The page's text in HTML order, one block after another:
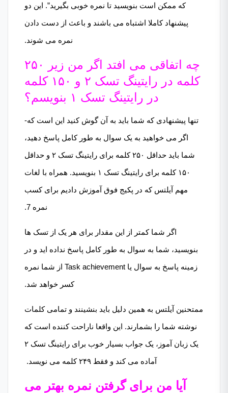
که ممکن است بنویسید تا نمره خوبی بگیرید”. این دو
پیشنهاد کاملا اشتباه می باشند و باعث از دست دادن
نمره می شوند.
چه اتفاقی می افتد اگر من زیر ۲۵۰
کلمه در رایتینگ تسک ۲ و ۱۵۰ کلمه
در رایتینگ تسک ۱ بنویسم؟
تنها پیشنهادی که شما باید به آن گوش کنید این است که-
اگر می خواهید به یک سوال به طور کامل پاسخ دهید،
شما باید حداقل ۲۵۰ کلمه برای رایتینگ تسک ۲ و حداقل
۱۵۰ کلمه برای رایتینگ تسک ۱ بنویسید. همراه با لغات
مهم آیلتس که در پکیج فوق آموزش دادیم برای کسب
نمره 7.
اگر شما کمتر از این مقدار برای هر یک از تسک ها
بنویسید، شما به سوال به طور کامل پاسخ نداده اید و در
زمینه پاسخ به سوال یا Task achievement از شما نمره
کسر خواهد شد.
ممتحنین آیلتس به همین دلیل باید بنشینند و تمامی کلمات
نوشته شما را بشمارند. این واقعا ناراحت کننده است که
یک زبان آموز، یک جواب بسیار خوب برای رایتینگ تسک ۲
آماده می کند و فقط ۲۴۹ کلمه می نویسد.
آیا من برای گرفتن نمره بهتر می